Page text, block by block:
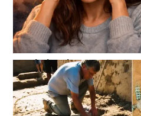
Магнітні бурі 29 липня:
сьогодні
0
29-07-2026 в 05:42
ВИБІР РЕДАКЦІЇ